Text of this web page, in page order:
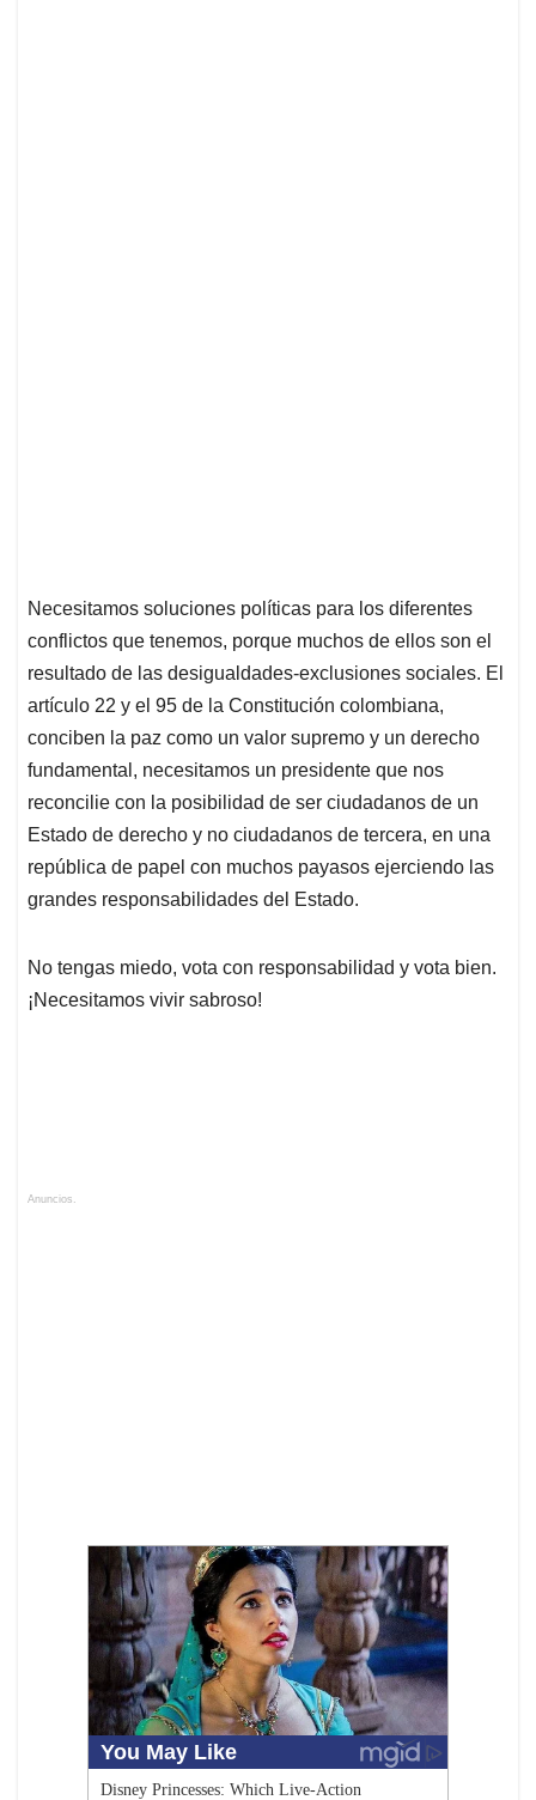
Necesitamos soluciones políticas para los diferentes
conflictos que tenemos, porque muchos de ellos son el
resultado de las desigualdades-exclusiones sociales. El
artículo 22 y el 95 de la Constitución colombiana,
conciben la paz como un valor supremo y un derecho
fundamental, necesitamos un presidente que nos
reconcilie con la posibilidad de ser ciudadanos de un
Estado de derecho y no ciudadanos de tercera, en una
república de papel con muchos payasos ejerciendo las
grandes responsabilidades del Estado.
No tengas miedo, vota con responsabilidad y vota bien.
¡Necesitamos vivir sabroso!
Anuncios.